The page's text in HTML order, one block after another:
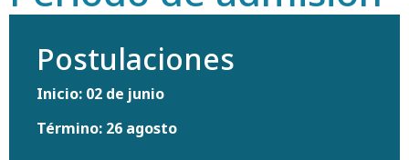
Postulaciones
Inicio: 02 de junio
Término: 26 agosto